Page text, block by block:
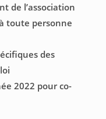
de l’association
toute personne
des
2022 pour co-